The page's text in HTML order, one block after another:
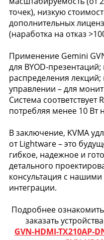
точек), низкую
дополнительных
(наработка на отказ
Применение Gemini
для BYOD-
распределения
управлении – для
Система соответствует
потребляя менее 10 Вт
В заключение, KVMA
от Lightware – это
гибкое, надежное и
детального
консультация с
интеграции.
Подробнее
заказать
GVN-HDMI-TX210AP-